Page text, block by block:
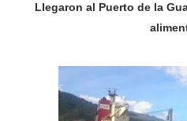
Inicia el Plan Cultura
Merideños disfrutarán del
Llegaron al Puerto de la